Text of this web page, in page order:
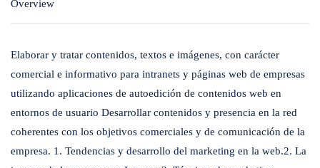
Overview
Elaborar y tratar contenidos, textos e imágenes, con carácter
comercial e informativo para intranets y páginas web de empresas
utilizando aplicaciones de autoedición de contenidos web en
entornos de usuario Desarrollar contenidos y presencia en la red
coherentes con los objetivos comerciales y de comunicación de la
empresa. 1. Tendencias y desarrollo del marketing en la web.2. La